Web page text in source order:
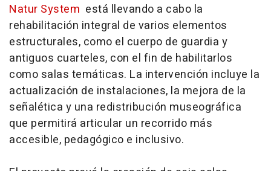
Natur System está llevando a cabo la
rehabilitación integral de varios elementos
estructurales, como el cuerpo de guardia y
antiguos cuarteles, con el fin de habilitarlos
como salas temáticas. La intervención incluye la
actualización de instalaciones, la mejora de la
señalética y una redistribución museográfica
que permitirá articular un recorrido más
accesible, pedagógico e inclusivo.